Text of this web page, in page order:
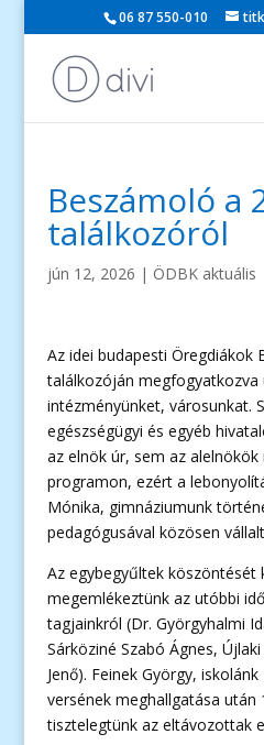
06 87 550-010
Beszámoló a
találkozóról
jún 12, 2026 | ÖDBK aktuális
Az idei budapesti Öregdiákok
találkozóján megfogyatkozva
intézményünket, városunkat.
egészségügyi és egyéb
az elnök úr, sem az
programon, ezért a
Mónika, gimnáziumunk
pedagógusával közösen
Az egybegyűltek köszöntését
megemlékeztünk az utóbbi
tagjainkról (Dr. Györgyhalmi
Sárköziné Szabó Ágnes,
Jenő). Feinek György,
versének meghallgatása után
tisztelegtünk az eltávozottak